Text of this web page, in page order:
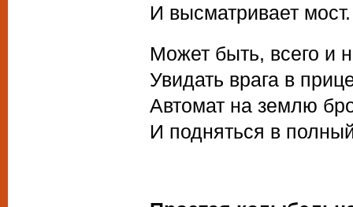
И высматривает мост.
Может быть, всего и
Увидать врага в
Автомат на землю
И подняться в